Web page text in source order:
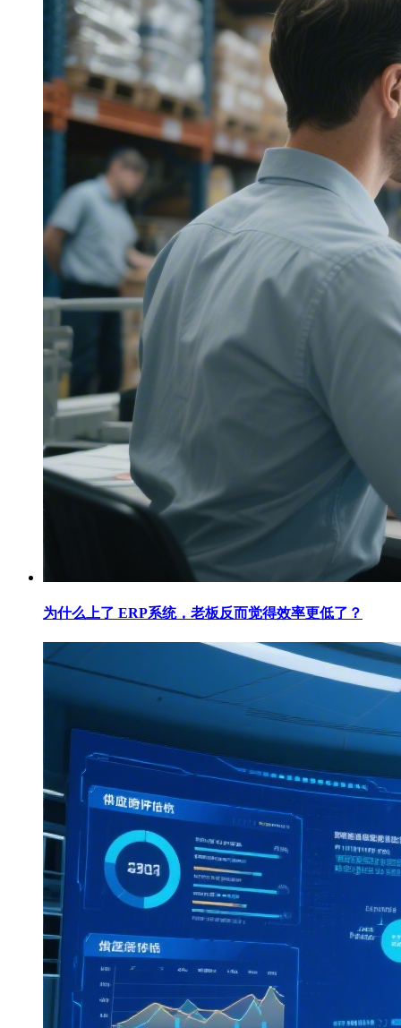
为什么上了 ERP系统，老板反而觉得效率更低了？